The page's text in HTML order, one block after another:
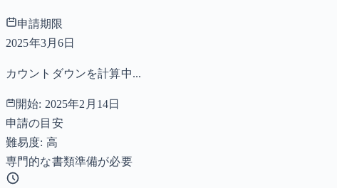
申請期限
2025年3月6日
カウントダウンを計算中...
開始: 2025年2月14日
申請の目安
難易度: 高
専門的な書類準備が必要